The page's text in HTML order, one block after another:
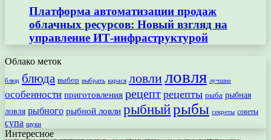
Платформа автоматизации продаж
облачных ресурсов: Новый взгляд на
управление ИТ-инфраструктурой
Облако меток
блюд блюда выбор выбрать карася ловлиловля лучшие
особенности приготовления рецепт рецепты рыба рыбная
ловля рыбного рыбной ловли рыбныйрыбы секреты советы
супа щуки
Интересное